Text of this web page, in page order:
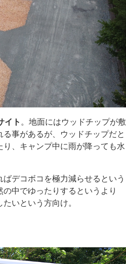
イト。地面にはウッドチップが敷
事があるが、ウッドチップだと
、キャンプ中に雨が降っても水
デコボコを極力減らせるという
中でゆったりするというより
いという方向け。